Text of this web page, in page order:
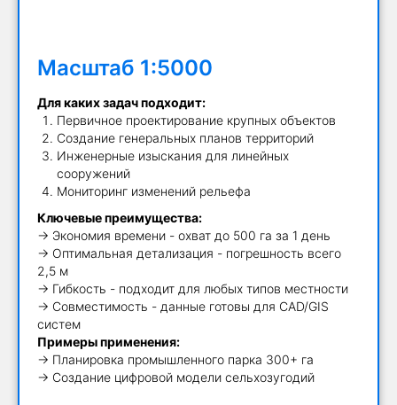
Масштаб 1:5000
Для каких задач подходит:
Первичное проектирование крупных объектов
Создание генеральных планов территорий
Инженерные изыскания для линейных
сооружений
Мониторинг изменений рельефа
Ключевые преимущества:
→ Экономия времени - охват до 500 га за 1 день
→ Оптимальная детализация - погрешность всего
2,5 м
→ Гибкость - подходит для любых типов местности
→ Совместимость - данные готовы для CAD/GIS
систем
Примеры применения:
→ Планировка промышленного парка 300+ га
→ Создание цифровой модели сельхозугодий